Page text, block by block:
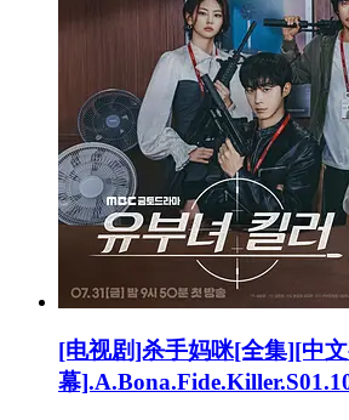
[电视剧]杀手妈咪[全集][中
幕